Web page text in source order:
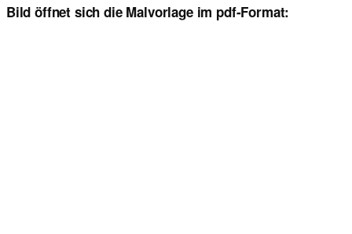
Bild öffnet sich die Malvorlage im pdf-Format: